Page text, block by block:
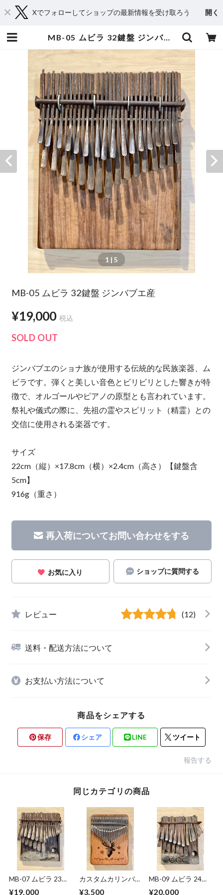
Xでフォローしてショップの最新情報を受け取ろう 開く
MB-05 ムビラ 32鍵盤 ジンバブエ産 | WONTANARA TOKYO
1 | 5
MB-05 ムビラ 32鍵盤 ジンバブエ産
¥19,000 税込
SOLD OUT
ジンバブエのショナ族が使用する伝統的な民族楽器、ム
ビラです。弾くと美しい音色とビリビリとした響きが特
徴で、オルゴールやピアノの原型とも言われています。
祭礼や儀式の際に、先祖の霊やスピリット（精霊）との
交信に使用される楽器です。
サイズ
22cm（縦）×17.8cm（横）×2.4cm（高さ）【鍵盤含
5cm】
916g（重さ）
再入荷についてお問い合わせをする
お気に入り ショップに質問する
レビュー (12)
送料・配送方法について
お支払い方法について
商品をシェアする
保存 シェア LINE ツイート
報告する
同じカテゴリの商品
MB-07 ムビラ 23鍵
¥19,000
カスタムカリンバ
¥3,500
MB-09 ムビラ 24鍵
¥20,000